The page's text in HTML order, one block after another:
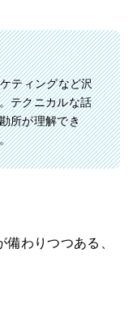
ティングなど沢
テクニカルな話
所が理解でき
わりつつある、